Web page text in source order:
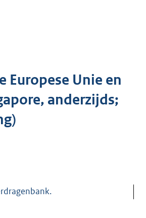
Europese Unie en
anderzijds;